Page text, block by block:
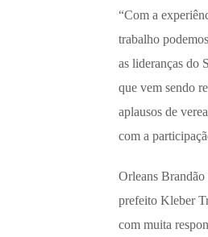
“Com a
trabalho
as lideranças do
que vem sendo
aplausos de
com a
Orleans
prefeito Kleber
com muita